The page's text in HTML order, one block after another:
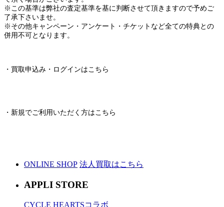
※この基準は弊社の査定基準を基に判断させて頂きますので予めご
了承下さいませ。
※その他キャンペーン・アンケート・チケットなど全ての特典との
併用不可となります。
・買取申込み・ログインはこちら
・新規でご利用いただく方はこちら
ONLINE SHOP 法人買取はこちら
APPLI STORE
CYCLE HEARTSコラボ